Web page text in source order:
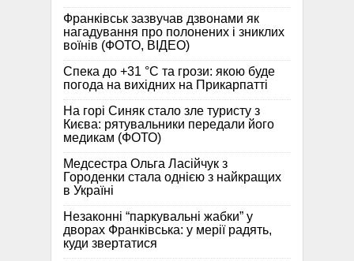
Франківськ зазвучав дзвонами як
нагадування про полонених і зниклих
воїнів (ФОТО, ВІДЕО)
Спека до +31 °C та грози: якою буде
погода на вихідних на Прикарпатті
На горі Синяк стало зле туристу з
Києва: рятувальники передали його
медикам (ФОТО)
Медсестра Ольга Ласійчук з
Городенки стала однією з найкращих
в Україні
Незаконні “паркувальні жабки” у
дворах Франківська: у мерії радять,
куди звертатися